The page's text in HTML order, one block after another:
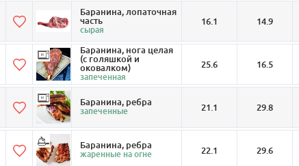
Баранина, лопаточная
часть
сырая
16.1 14.9
Баранина, нога целая
(с голяшкой и
оковалком)
запеченная
25.6 16.5
Баранина, ребра
запеченные 21.1 29.8
Баранина, ребра
жаренные на огне 22.1 29.6